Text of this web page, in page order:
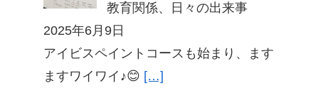
教育関係、日々の出来事
2025年6月9日
アイビスペイントコースも始まり、ます
ますワイワイ♪😊 […]